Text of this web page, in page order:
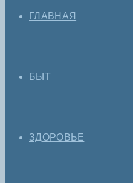
ГЛАВНАЯ
БЫТ
ЗДОРОВЬЕ